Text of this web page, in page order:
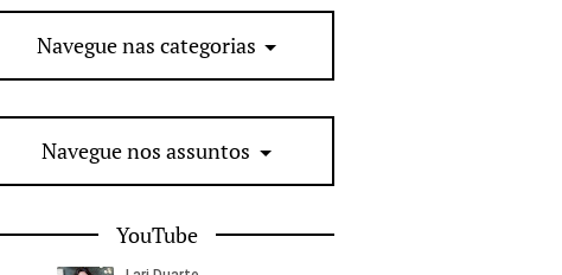
Navegue nas categorias
Navegue nos assuntos
YouTube